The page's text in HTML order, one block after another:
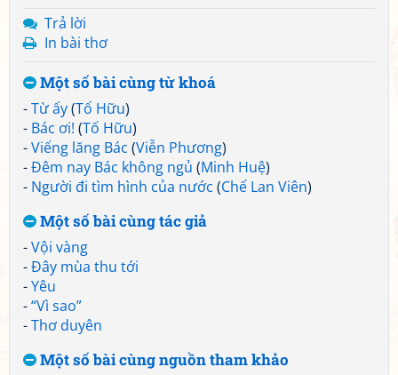
Trả lời
In bài thơ
Một số bài cùng từ khoá
-Từ ấy(Tố Hữu)
- Bác ơi! (Tố Hữu)
-Viếng lăng Bác (Viễn Phương)
-Đêm nay Bác không ngủ (Minh Huệ)
- Người đi tìm hình của nước (Chế Lan Viên)
Một số bài cùng tác giả
-Vội vàng
-Đây mùa thu tới
-Yêu
-“Vì sao”
-Thơ duyên
Một số bài cùng nguồn tham khảo